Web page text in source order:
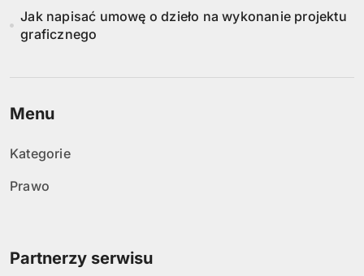
Jak napisać umowę o dzieło na wykonanie projektu
graficznego
Menu
Kategorie
Prawo
Partnerzy serwisu